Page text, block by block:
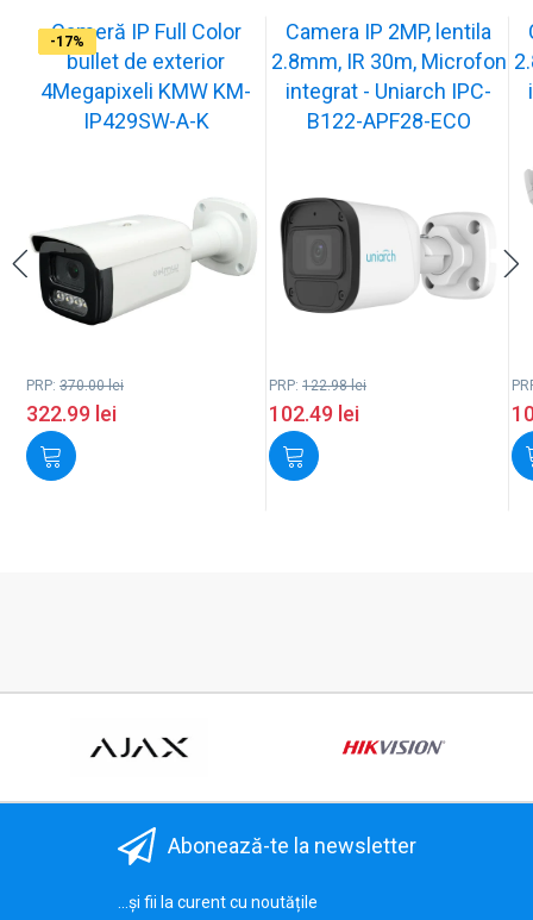
-13%
Cameră IP Full Color
bullet de exterior
4Megapixeli KMW KM-
IP429SW-A-K
PRP: 370.00lei
322.99 lei
-17%
Camera IP 2MP, lentila
2.8mm, IR 30m, Microfon
integrat - Uniarch IPC-
B122-APF28-ECO
PRP: 122.98lei
102.49 lei
-17%
-17%
-17%
-17%
-17%
-17%
-17%
-17%
Abonează-te la newsletter
...și fii la curent cu noutățile